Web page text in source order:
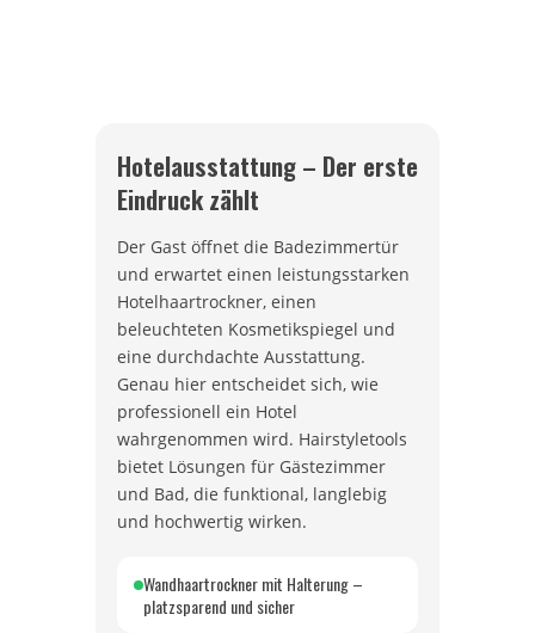
Hotelausstattung – Der erste
Eindruck zählt
Der Gast öffnet die Badezimmertür
und erwartet einen leistungsstarken
Hotelhaartrockner, einen
beleuchteten Kosmetikspiegel und
eine durchdachte Ausstattung.
Genau hier entscheidet sich, wie
professionell ein Hotel
wahrgenommen wird. Hairstyletools
bietet Lösungen für Gästezimmer
und Bad, die funktional, langlebig
und hochwertig wirken.
Wandhaartrockner mit Halterung –
platzsparend und sicher